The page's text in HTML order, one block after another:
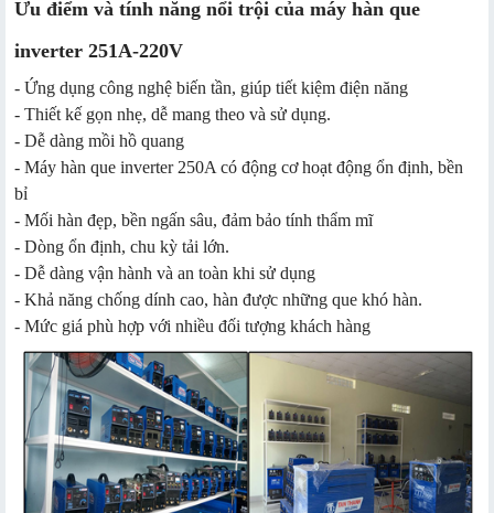
Ưu điểm và tính năng nổi trội của máy hàn que
inverter 251A-220V
- Ứng dụng công nghệ biến tần, giúp tiết kiệm điện năng
- Thiết kế gọn nhẹ, dễ mang theo và sử dụng.
- Dễ dàng mồi hồ quang
- Máy hàn que inverter 250A có động cơ hoạt động ổn định, bền
bỉ
- Mối hàn đẹp, bền ngấn sâu, đảm bảo tính thẩm mĩ
- Dòng ổn định, chu kỳ tải lớn.
- Dễ dàng vận hành và an toàn khi sử dụng
- Khả năng chống dính cao, hàn được những que khó hàn.
- Mức giá phù hợp với nhiều đối tượng khách hàng